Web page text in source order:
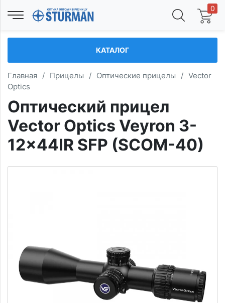
0
КАТАЛОГ
Главная / Прицелы / Оптические прицелы / Vector
Optics
Оптический прицел
Vector Optics Veyron 3-
12x44IR SFP (SCOM-40)